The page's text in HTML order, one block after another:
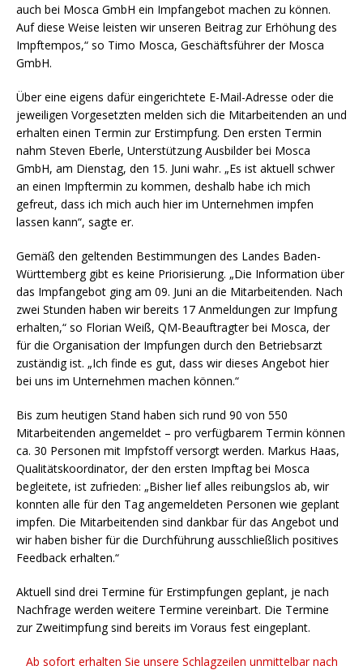
auch bei Mosca GmbH ein Impfangebot machen zu können.
Auf diese Weise leisten wir unseren Beitrag zur Erhöhung des
Impftempos,“ so Timo Mosca, Geschäftsführer der Mosca
GmbH.
Über eine eigens dafür eingerichtete E-Mail-Adresse oder die
jeweiligen Vorgesetzten melden sich die Mitarbeitenden an und
erhalten einen Termin zur Erstimpfung. Den ersten Termin
nahm Steven Eberle, Unterstützung Ausbilder bei Mosca
GmbH, am Dienstag, den 15. Juni wahr. „Es ist aktuell schwer
an einen Impftermin zu kommen, deshalb habe ich mich
gefreut, dass ich mich auch hier im Unternehmen impfen
lassen kann“, sagte er.
Gemäß den geltenden Bestimmungen des Landes Baden-
Württemberg gibt es keine Priorisierung. „Die Information über
das Impfangebot ging am 09. Juni an die Mitarbeitenden. Nach
zwei Stunden haben wir bereits 17 Anmeldungen zur Impfung
erhalten,“ so Florian Weiß, QM-Beauftragter bei Mosca, der
für die Organisation der Impfungen durch den Betriebsarzt
zuständig ist. „Ich finde es gut, dass wir dieses Angebot hier
bei uns im Unternehmen machen können.“
Bis zum heutigen Stand haben sich rund 90 von 550
Mitarbeitenden angemeldet – pro verfügbarem Termin können
ca. 30 Personen mit Impfstoff versorgt werden. Markus Haas,
Qualitätskoordinator, der den ersten Impftag bei Mosca
begleitete, ist zufrieden: „Bisher lief alles reibungslos ab, wir
konnten alle für den Tag angemeldeten Personen wie geplant
impfen. Die Mitarbeitenden sind dankbar für das Angebot und
wir haben bisher für die Durchführung ausschließlich positives
Feedback erhalten.“
Aktuell sind drei Termine für Erstimpfungen geplant, je nach
Nachfrage werden weitere Termine vereinbart. Die Termine
zur Zweitimpfung sind bereits im Voraus fest eingeplant.
Ab sofort erhalten Sie unsere Schlagzeilen unmittelbar nach